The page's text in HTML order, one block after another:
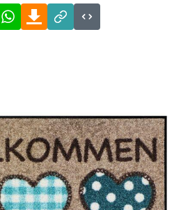
FacebookWhatsAppDownload
Link
Code